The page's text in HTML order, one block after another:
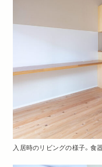
入居時のリビングの様子。食